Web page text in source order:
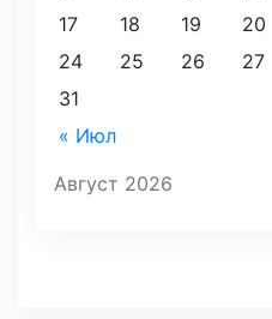
Август 2026
« Июл
17
18 19 20
24
25 26 27
31